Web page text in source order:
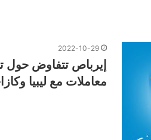
2022-10-29
إيرباص تتفاوض
معاملات مع ليبيا